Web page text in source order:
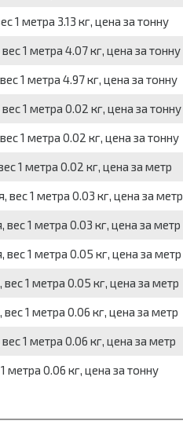
1 метра 3.13 кг, цена за тонну
1 метра 4.07 кг, цена за тонну
1 метра 4.97 кг, цена за тонну
1 метра 0.02 кг, цена за тонну
1 метра 0.02 кг, цена за тонну
1 метра 0.02 кг, цена за метр
1 метра 0.03 кг, цена за метр
1 метра 0.03 кг, цена за метр
1 метра 0.05 кг, цена за метр
1 метра 0.05 кг, цена за метр
1 метра 0.06 кг, цена за метр
1 метра 0.06 кг, цена за метр
0.06 кг, цена за тонну